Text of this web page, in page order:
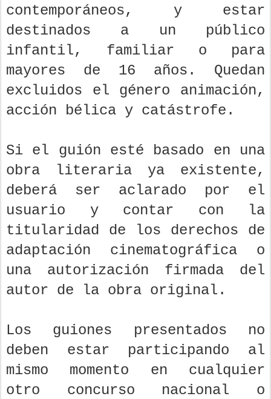
contemporáneos, y estar
destinados a un público
infantil, familiar o para
mayores de 16 años. Quedan
excluidos el género animación,
acción bélica y catástrofe.
Si el guión esté basado en una
obra literaria ya existente,
deberá ser aclarado por el
usuario y contar con la
titularidad de los derechos de
adaptación cinematográfica o
una autorización firmada del
autor de la obra original.
Los guiones presentados no
deben estar participando al
mismo momento en cualquier
otro concurso nacional o